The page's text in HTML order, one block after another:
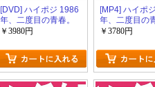
[DVD] ハイポジ 1986
年、二度目の青春。
第1話- 第12話
￥3980円
[MP4] ハイポ
年、二度目の
第1話- 第12話
￥3780円